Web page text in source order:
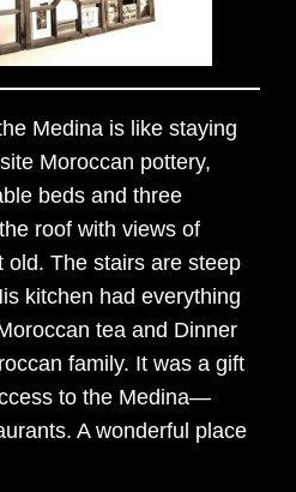
Medina is like staying
Moroccan pottery,
beds and three
roof with views of
old. The stairs are steep
kitchen had everything
tea and Dinner
family. It was a gift
to the Medina—
A wonderful place